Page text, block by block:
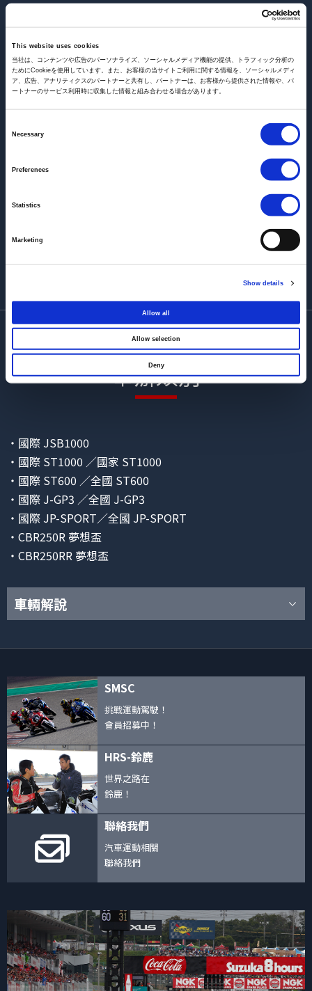
This website uses cookies
当社は、コンテンツや広告のパーソナライズ、ソーシャルメディア機能の提供、トラフィック分析の
ためにCookieを使用しています。また、お客様の当サイトご利用に関する情報を、ソーシャルメディ
ア、広告、アナリティクスのパートナーと共有し、パートナーは、お客様から提供された情報や、パ
ートナーのサービス利用時に収集した情報と組み合わせる場合があります。
Necessary
Preferences
Statistics
Marketing
Show details
Allow all
Allow selection
Deny
已刊登第3戰結束時的積分排名。詳細請點此處
2026年6月15日
2026年5月8日
【確定版】已刊登2026鈴鹿星期日公路賽特別規則書。詳
【暫定版】已刊登2026鈴鹿星期日公路賽特別規則書。詳
2025年11月19日
2026年暫定行事曆通知 詳細請點此處（PDF：355KB）
2025年11月19日 舉辦類別
・國際 JSB1000
・國際 ST1000 ／國家 ST1000
・國際 ST600 ／全國 ST600
・國際 J-GP3 ／全國 J-GP3
・國際 JP-SPORT／全國 JP-SPORT
・CBR250R 夢想盃
・CBR250RR 夢想盃
車輛解說
SMSC
挑戰運動駕駛！
會員招募中！
HRS-鈴鹿
世界之路在
鈴鹿！
聯絡我們
汽車運動相關
聯絡我們